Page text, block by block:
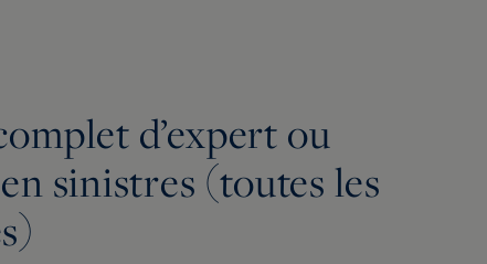
d’expert ou
sinistres (toutes les